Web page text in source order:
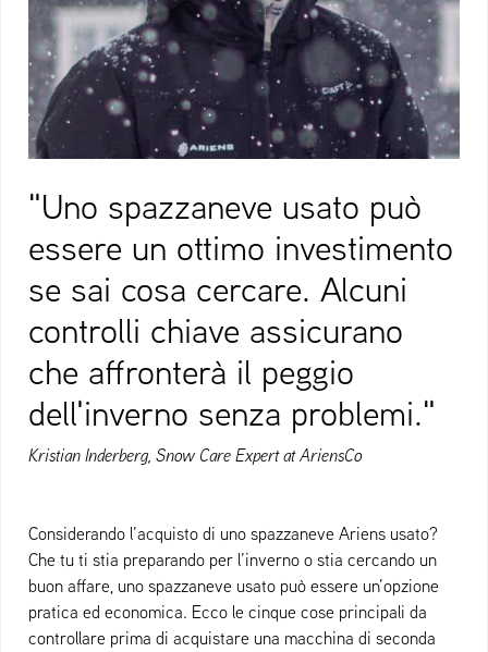
"Uno spazzaneve usato può
essere un ottimo investimento
se sai cosa cercare. Alcuni
controlli chiave assicurano
che affronterà il peggio
dell'inverno senza problemi."
Kristian Inderberg, Snow Care Expert at AriensCo
Considerando l’acquisto di uno spazzaneve Ariens usato?
Che tu ti stia preparando per l’inverno o stia cercando un
buon affare, uno spazzaneve usato può essere un’opzione
pratica ed economica. Ecco le cinque cose principali da
controllare prima di acquistare una macchina di seconda